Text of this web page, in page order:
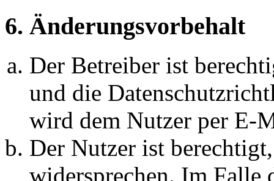
6. Änderungsvorbehalt
Der Betreiber ist
und die
wird dem Nutzer per E-
Der Nutzer ist
widersprechen. Im Falle